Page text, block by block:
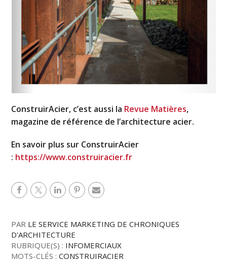
ConstruirAcier, c’est aussi la Revue Matières,
magazine de référence de l’architecture acier.
En savoir plus sur ConstruirAcier
: https://www.construiracier.fr
PAR LE SERVICE MARKETING DE CHRONIQUES
D'ARCHITECTURE
RUBRIQUE(S) : INFOMERCIAUX
MOTS-CLÉS :CONSTRUIRACIER